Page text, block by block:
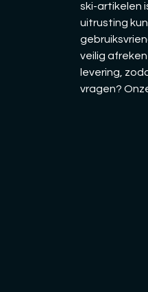
ski-artikelen
uitrusting
veilig
levering,
vragen?